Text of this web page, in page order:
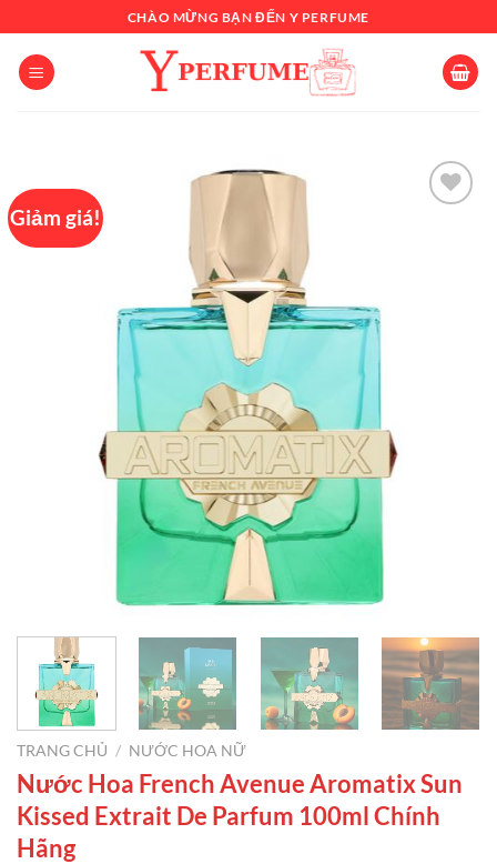
đến
nội
dung
CHÀO MỪNG BẠN ĐẾN Y PERFUME
Giảm giá!
TRANG CHỦ / NƯỚC HOA NỮ
Nước Hoa French Avenue Aromatix Sun
Kissed Extrait De Parfum 100ml Chính
Hãng